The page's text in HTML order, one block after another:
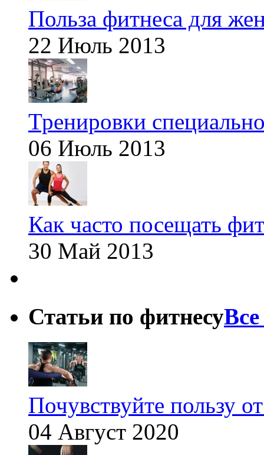
Польза фитнеса для
22 Июль 2013
Тренировки
06 Июль 2013
Как часто посещать
30 Май 2013
Статьи по фитнесу
Почувствуйте пользу
04 Август 2020